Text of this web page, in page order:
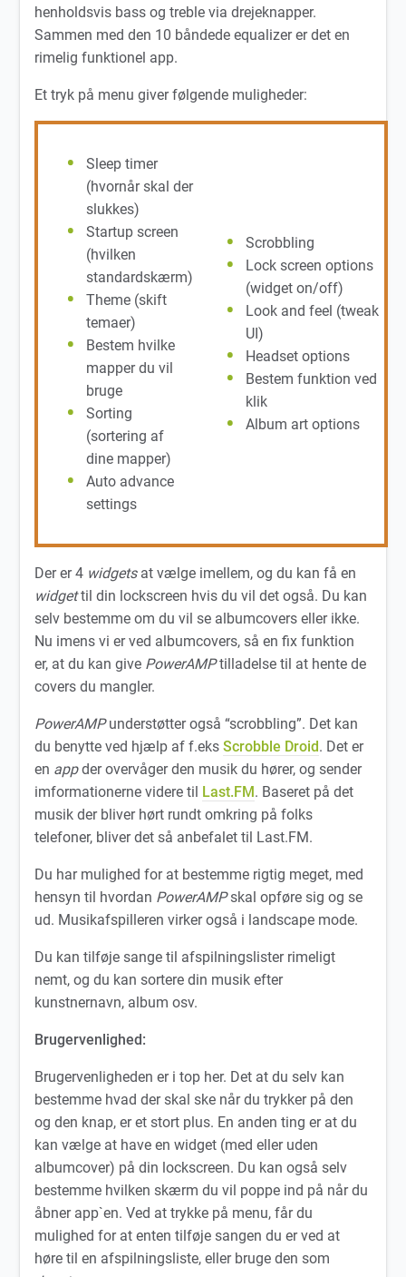
henholdsvis bass og treble via drejeknapper.
Sammen med den 10 båndede equalizer er det en
rimelig funktionel app.
Et tryk på menu giver følgende muligheder:
Sleep timer
(hvornår skal der
slukkes)
Startup screen
(hvilken
standardskærm)
Theme (skift
temaer)
Bestem hvilke
mapper du vil
bruge
Sorting
(sortering af
dine mapper)
Auto advance
settings
Scrobbling
Lock screen options
(widget on/off)
Look and feel (tweak
UI)
Headset options
Bestem funktion ved
klik
Album art options
Der er 4 widgetsat vælge imellem, og du kan få en
widgettil din lockscreen hvis du vil det også. Du kan
selv bestemme om du vil se albumcovers eller ikke.
Nu imens vi er ved albumcovers, så en fix funktion
er, at du kan give PowerAMPtilladelse til at hente de
covers du mangler.
PowerAMPunderstøtter også “scrobbling”. Det kan
du benytte ved hjælp af f.eksScrobble Droid. Det er
en appder overvåger den musik du hører, og sender
imformationerne videre til Last.FM. Baseret på det
musik der bliver hørt rundt omkring på folks
telefoner, bliver det så anbefalet til Last.FM.
Du har mulighed for at bestemme rigtig meget, med
hensyn til hvordan PowerAMPskal opføre sig og se
ud. Musikafspilleren virker også i landscape mode.
Du kan tilføje sange til afspilningslister rimeligt
nemt, og du kan sortere din musik efter
kunstnernavn, album osv.
Brugervenlighed:
Brugervenligheden er i top her. Det at du selv kan
bestemme hvad der skal ske når du trykker på den
og den knap, er et stort plus. En anden ting er at du
kan vælge at have en widget (med eller uden
albumcover) på din lockscreen. Du kan også selv
bestemme hvilken skærm du vil poppe ind på når du
åbner app`en. Ved at trykke på menu, får du
mulighed for at enten tilføje sangen du er ved at
høre til en afspilningsliste, eller bruge den som